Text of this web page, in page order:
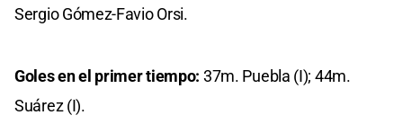
Sergio Gómez-Favio Orsi.
Goles en el primer tiempo: 37m. Puebla (I); 44m.
Suárez (I).